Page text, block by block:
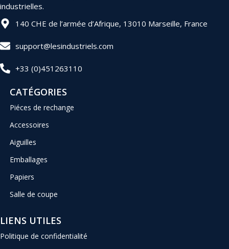
industrielles.
140 CHE de l’armée d’Afrique, 13010 Marseille, France
support@lesindustriels.com
+33 (0)451263110
CATÉGORIES
Piéces de rechange
Accessoires
Aiguilles
Emballages
Papiers
Salle de coupe
LIENS UTILES
Politique de confidentialité